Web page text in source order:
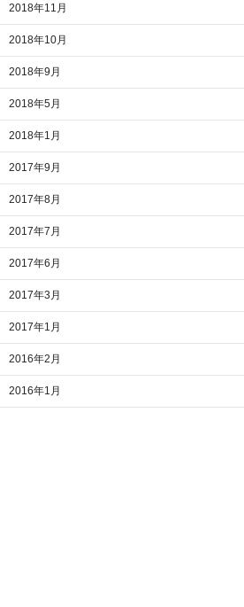
2018年11月
2018年10月
2018年9月
2018年5月
2018年1月
2017年9月
2017年8月
2017年7月
2017年6月
2017年3月
2017年1月
2016年2月
2016年1月